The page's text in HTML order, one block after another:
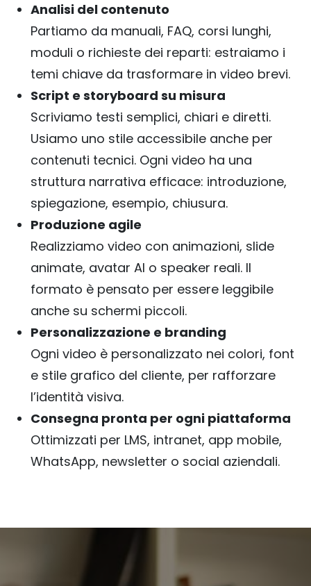
Analisi del contenuto
Partiamo da manuali, FAQ, corsi lunghi,
moduli o richieste dei reparti: estraiamo i
temi chiave da trasformare in video brevi.
Script e storyboard su misura
Scriviamo testi semplici, chiari e diretti.
Usiamo uno stile accessibile anche per
contenuti tecnici. Ogni video ha una
struttura narrativa efficace: introduzione,
spiegazione, esempio, chiusura.
Produzione agile
Realizziamo video con animazioni, slide
animate, avatar AI o speaker reali. Il
formato è pensato per essere leggibile
anche su schermi piccoli.
Personalizzazione e branding
Ogni video è personalizzato nei colori, font
e stile grafico del cliente, per rafforzare
l’identità visiva.
Consegna pronta per ogni piattaforma
Ottimizzati per LMS, intranet, app mobile,
WhatsApp, newsletter o social aziendali.